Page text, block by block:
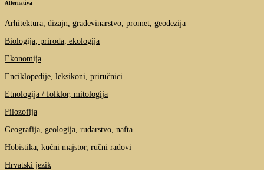
Alternativa
Arhitektura, dizajn, građevinarstvo, promet, geodezija
Biologija, priroda, ekologija
Ekonomija
Enciklopedije, leksikoni, priručnici
Etnologija / folklor, mitologija
Filozofija
Geografija, geologija, rudarstvo, nafta
Hobistika, kućni majstor, ručni radovi
Hrvatski jezik